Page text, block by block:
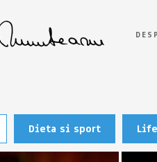
Dieta si sport